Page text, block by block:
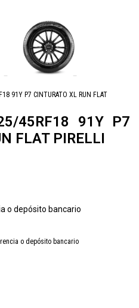
91Y P7 CINTURATO XL RUN FLAT
45RF18 91Y P7
FLAT PIRELLI
o depósito bancario
o depósito bancario